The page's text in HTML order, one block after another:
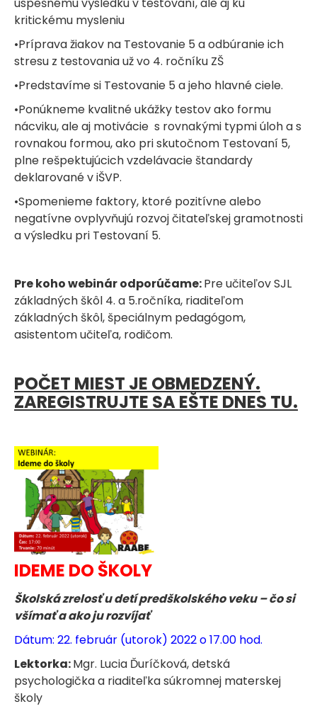
kritickému mysleniu
•Príprava žiakov na Testovanie 5 a odbúranie ich
stresu z testovania už vo 4. ročníku ZŠ
•Predstavíme si Testovanie 5 a jeho hlavné ciele.
•Ponúkneme kvalitné ukážky testov ako formu
nácviku, ale aj motivácie s rovnakými typmi úloh a s
rovnakou formou, ako pri skutočnom Testovaní 5,
plne rešpektujúcich vzdelávacie štandardy
deklarované v iŠVP.
•Spomenieme faktory, ktoré pozitívne alebo
negatívne ovplyvňujú rozvoj čitateľskej gramotnosti
a výsledku pri Testovaní 5.
Pre koho webinár odporúčame:Pre učiteľov SJL
základných škôl 4. a 5.ročníka, riaditeľom
základných škôl, špeciálnym pedagógom,
asistentom učiteľa, rodičom.
POČET MIEST JE OBMEDZENÝ.
ZAREGISTRUJTE SA EŠTE DNES TU.
IDEME DO ŠKOLY
Školská zrelosť u detí predškolského veku – čo si
všímať a ako ju rozvíjať
Dátum: 22. február (utorok) 2022 o 17.00 hod.
Lektorka:Mgr. Lucia Ďuríčková, detská
psychologička a riaditeľka súkromnej materskej
školy